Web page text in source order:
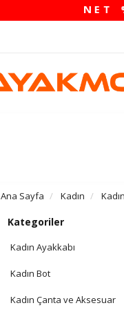
Ana Sayfa Kadın
Kategoriler
Kadın Ayakkabı
Kadın Bot
Kadın Çanta ve Aksesuar